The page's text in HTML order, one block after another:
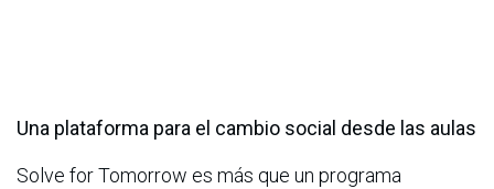
Una plataforma para el cambio social desde las aulas
Solve for Tomorrow es más que un programa